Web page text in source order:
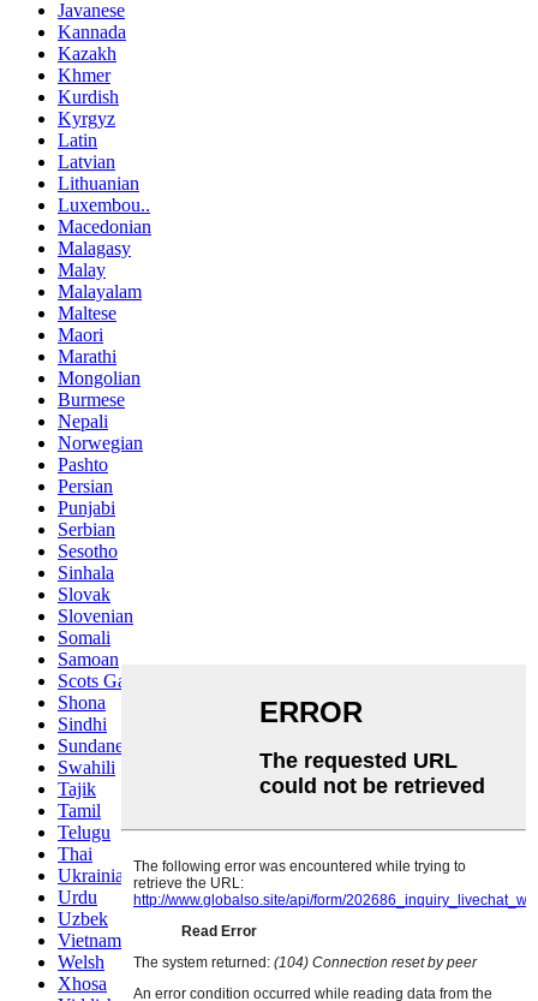
Javanese
Kannada
Kazakh
Khmer
Kurdish
Kyrgyz
Latin
Latvian
Lithuanian
Luxembou..
Macedonian
Malagasy
Malay
Malayalam
Maltese
Maori
Marathi
Mongolian
Burmese
Nepali
Norwegian
Pashto
Persian
Punjabi
Serbian
Sesotho
Sinhala
Slovak
Slovenian
Somali
Samoan
Scots Gaelic
Shona
Sindhi
Sundanese
Swahili
Tajik
Tamil
Telugu
Thai
Ukrainian
Urdu
Uzbek
Vietnamese
Welsh
Xhosa